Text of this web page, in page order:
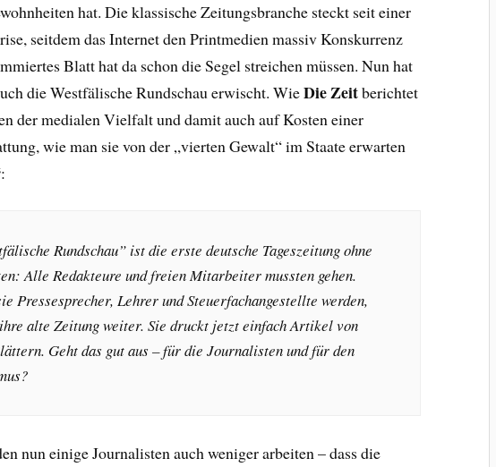
hat. Die klassische Zeitungsbranche steckt seit einer
seitdem das Internet den Printmedien massiv Konskurrenz
Blatt hat da schon die Segel streichen müssen. Nun hat
die Westfälische Rundschau erwischt. WieDie Zeitberichtet
der medialen Vielfalt und damit auch auf Kosten einer
wie man sie von der „vierten Gewalt“ im Staate erwarten
:
Rundschau” ist die erste deutsche Tageszeitung ohne
Alle Redakteure und freien Mitarbeiter mussten gehen.
Pressesprecher, Lehrer und Steuerfachangestellte werden,
alte Zeitung weiter. Sie druckt jetzt einfach Artikel von
Geht das gut aus – für die Journalisten und für den
nun einige Journalisten auch weniger arbeiten – dass die